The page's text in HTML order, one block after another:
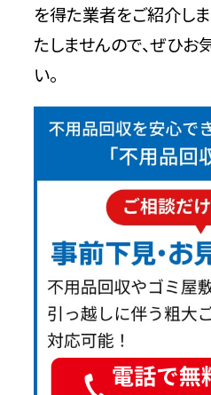
を得た業者をご紹介し
たしませんので、ぜひお
い。